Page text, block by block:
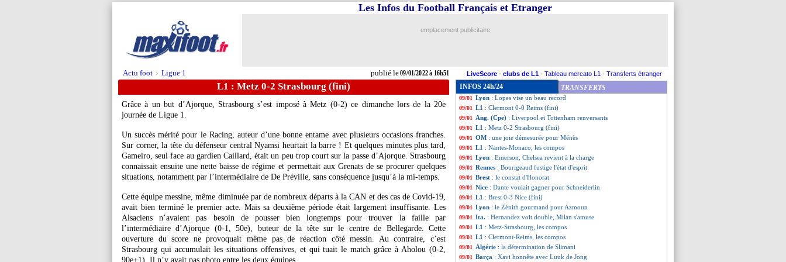
Actu foot > Ligue 1 publié le09/01/2022 à 16h51
Les Infos du Football Français et Etranger
emplacement publicitaire
LiveScore - clubs de L1 - Tableau mercato L1 - Transferts étranger
L1 : Metz 0-2 Strasbourg (fini)
Grâce à un but d’Ajorque, Strasbourg s’est imposé à Metz (0-2) ce dimanche lors de la 20e
journée de Ligue 1.
Un succès mérité pour le Racing, auteur d’une bonne entame avec plusieurs occasions franches.
Sur corner, la tête du défenseur central Nyamsi heurtait la barre ! Et quelques minutes plus tard,
Gameiro, seul face au gardien Caillard, était un peu trop court sur la passe d’Ajorque. Strasbourg
connaissait ensuite une nette baisse de régime et permettait aux Grenats de se procurer quelques
situations, notamment par l’intermédiaire de De Préville, sans conséquence jusqu’à la mi-temps.
Cette équipe messine, même diminuée par de nombreux départs à la CAN et des cas de Covid-19,
avait bien terminé le premier acte. Mais sa deuxième période était largement insuffisante. Les
Alsaciens n’avaient pas besoin de pousser bien longtemps pour trouver la faille par
l’intermédiaire d’Ajorque (0-1, 50e), buteur de la tête sur le centre de Bellegarde. Cette
ouverture du score ne provoquait même pas de réaction côté messin. Au contraire, c’est
Strasbourg qui accumulait les situations offensives, et qui tuait le match grâce à Aholou (0-2,
90e+1). Il n’y avait pas photo entre les deux équipes.
INFOS 24h/24 TRANSFERTS
09/01 Lille: Botman, le Milan dit stop
09/01 CAN
09/01 Monaco : un contact pour Eriksen ?
09/01 Nice: le Covid, Galtier dément un bluff
09/01 Lyon : Lopes vise un beau record
09/01 L1 : Clermont 0-0 Reims (fini)
09/01 Ang. (Cpe) : Liverpool et Tottenham renversants
09/01 L1 : Metz 0-2 Strasbourg (fini)
09/01 OM : une joie démesurée pour Ménès
09/01 L1 : Nantes-Monaco, les compos
09/01 Lyon : Emerson, Chelsea revient à la charge
09/01 Rennes : Bourigeaud fustige l'état d'esprit
09/01 Brest : le constat d'Honorat
09/01 Nice : Dante voulait gagner pour Schneiderlin
09/01 L1 : Brest 0-3 Nice (fini)
09/01 Lyon : le Zénith gourmand pour Azmoun
09/01 Ita. : Hernandez voit double, Milan s'amuse
09/01 L1 : Metz-Strasbourg, les compos
09/01 L1 : Clermont-Reims, les compos
09/01 Algérie : la détermination de Slimani
09/01 Barça : Xavi honnête avec Luuk de Jong